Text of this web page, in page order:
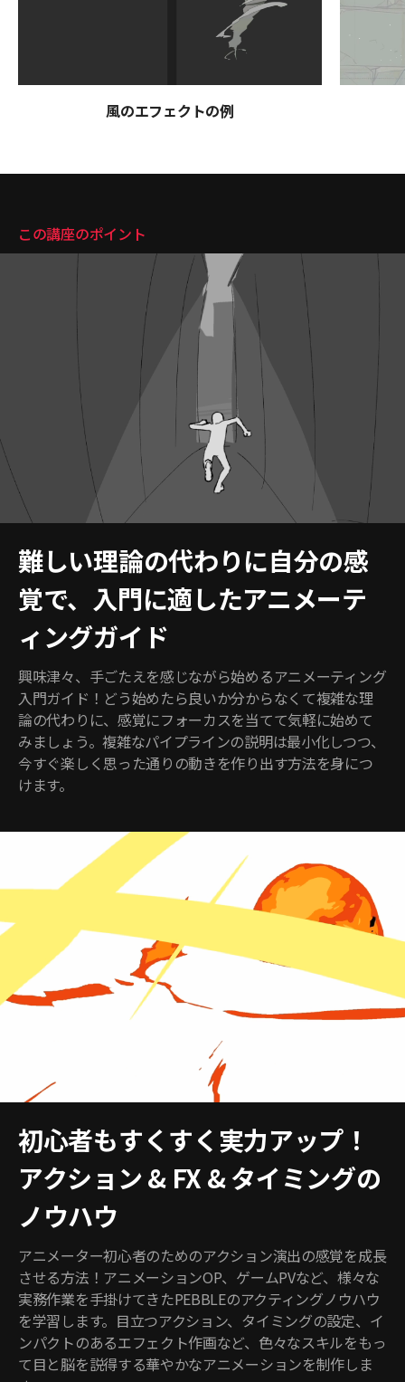
風のエフェクトの例
この講座のポイント
難しい理論の代わりに自分の感
覚で、入門に適したアニメーテ
ィングガイド
興味津々、手ごたえを感じながら始めるアニメーティング
入門ガイド！どう始めたら良いか分からなくて複雑な理
論の代わりに、感覚にフォーカスを当てて気軽に始めて
みましょう。複雑なパイプラインの説明は最小化しつつ、
今すぐ楽しく思った通りの動きを作り出す方法を身につ
けます。
初心者もすくすく実力アップ！
アクション & FX & タイミングの
ノウハウ
アニメーター初心者のためのアクション演出の感覚を成長
させる方法！アニメーションOP、ゲームPVなど、様々な
実務作業を手掛けてきたPEBBLEのアクティングノウハウ
を学習します。目立つアクション、タイミングの設定、イ
ンパクトのあるエフェクト作画など、色々なスキルをもっ
て目と脳を説得する華やかなアニメーションを制作しま